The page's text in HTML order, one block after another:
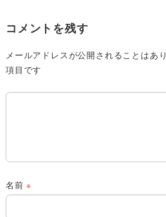
コメントを残す
メールアドレスが公開されることはあり
項目です
名前※